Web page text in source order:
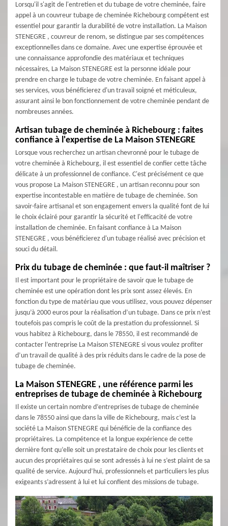
Lorsqu'il s'agit de l'entretien et du tubage de votre cheminée, faire
appel à un couvreur tubage de cheminée Richebourg compétent est
essentiel pour garantir la durabilité de votre installation. La Maison
STENEGRE , couvreur de renom, se distingue par ses compétences
exceptionnelles dans ce domaine. Avec une expertise éprouvée et
une connaissance approfondie des matériaux et techniques
nécessaires, La Maison STENEGRE est la personne idéale pour
prendre en charge le tubage de votre cheminée. En faisant appel à
ses services, vous bénéficierez d'un travail soigné et méticuleux,
assurant ainsi le bon fonctionnement de votre cheminée pendant de
nombreuses années.
Artisan tubage de cheminée à Richebourg : faites
confiance à l'expertise de La Maison STENEGRE
Lorsque vous recherchez un artisan chevronné pour le tubage de
votre cheminée à Richebourg, il est essentiel de confier cette tâche
délicate à un professionnel de confiance. C'est précisément ce que
vous propose La Maison STENEGRE , un artisan reconnu pour son
expertise incontestable en matière de tubage de cheminée. Son
savoir-faire artisanal et son engagement envers la qualité font de lui
le choix éclairé pour garantir la sécurité et l'efficacité de votre
installation de cheminée. En faisant confiance à La Maison
STENEGRE , vous bénéficierez d'un tubage réalisé avec précision et
souci du détail.
Prix du tubage de cheminée : que faut-il maîtriser ?
Il est important pour le propriétaire de savoir que le tubage de
cheminée est une opération dont les prix sont assez élevés. En
fonction du type de matériau que vous utilisez, vous pouvez dépenser
jusqu’à 2000 euros pour la réalisation d’un tubage. Dans ce prix n’est
toutefois pas compris le coût de la prestation du professionnel. Si
vous habitez à Richebourg, dans le 78550, il est recommandé de
contacter l’entreprise La Maison STENEGRE si vous voulez profiter
d’un travail de qualité à des prix réduits dans le cadre de la pose de
tubage de cheminée.
La Maison STENEGRE , une référence parmi les
entreprises de tubage de cheminée à Richebourg
Il existe un certain nombre d’entreprises de tubage de cheminée
dans le 78550 ainsi que dans la ville de Richebourg, mais c’est la
société La Maison STENEGRE qui bénéficie de la confiance des
propriétaires. La compétence et la longue expérience de cette
dernière font qu’elle soit un prestataire de choix pour les clients et
aucun des propriétaires qui se sont adressés à lui ne s’est plaint de sa
qualité de service. Aujourd’hui, professionnels et particuliers les plus
exigeants s’adressent à lui et lui confient des missions de tubage.